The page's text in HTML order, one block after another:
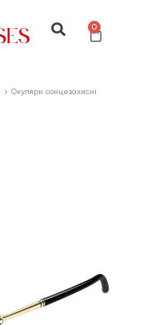
0
Окуляри сонцезахисні